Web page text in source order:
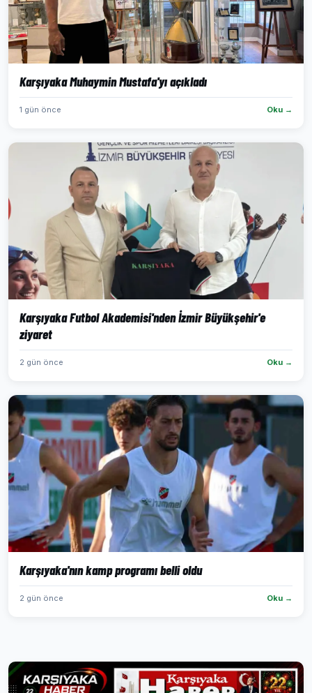
Karşıyaka Muhaymin Mustafa'yı açıkladı
1 gün önce Oku →
Karşıyaka Futbol Akademisi'nden İzmir Büyükşehir'e
ziyaret
2 gün önce Oku →
Karşıyaka'nın kamp programı belli oldu
2 gün önce Oku →